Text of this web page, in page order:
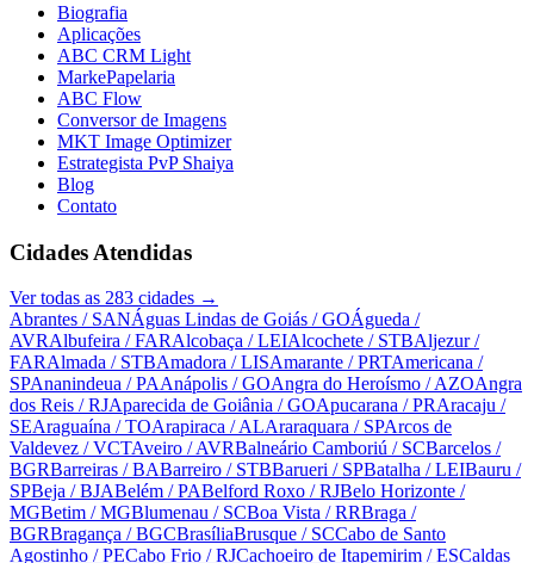
Biografia
Aplicações
ABC CRM Light
MarkePapelaria
ABC Flow
Conversor de Imagens
MKT Image Optimizer
Estrategista PvP Shaiya
Blog
Contato
Cidades Atendidas
Ver todas as 283 cidades →
Abrantes / SANÁguas Lindas de Goiás / GOÁgueda /
AVRAlbufeira / FARAlcobaça / LEIAlcochete / STBAljezur/
FARAlmada / STBAmadora / LISAmarante / PRTAmericana /
SPAnanindeua / PAAnápolis / GOAngra do Heroísmo / AZOAngra
dos Reis / RJAparecida de Goiânia / GOApucarana / PRAracaju /
SEAraguaína / TOArapiraca / ALAraraquara / SPArcos de
Valdevez / VCTAveiro / AVRBalneário Camboriú / SCBarcelos /
BGRBarreiras / BABarreiro / STBBarueri / SPBatalha / LEIBauru /
SPBeja / BJABelém / PABelford Roxo / RJBelo Horizonte /
MGBetim / MGBlumenau / SCBoa Vista / RRBraga /
BGRBragança / BGCBrasíliaBrusque / SCCabo de Santo
Agostinho / PECabo Frio / RJCachoeiro de Itapemirim / ESCaldas